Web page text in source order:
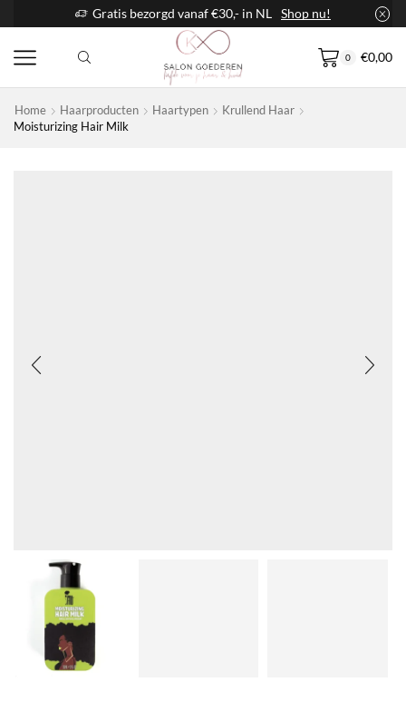
Gratis bezorgd vanaf €30,- in NL Shop nu!
0 €0,00
Home Haarproducten Haartypen
Krullend Haar
Moisturizing Hair Milk